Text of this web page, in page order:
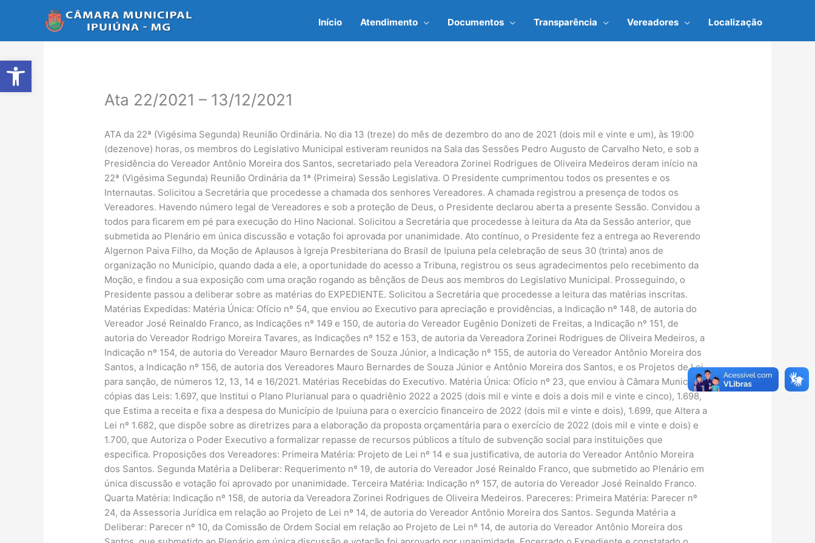
Abrir a barra de ferramentas
Início Atendimento Documentos Transparência Vereadores Localização
Ata 22/2021 – 13/12/2021
ATA da 22ª (Vigésima Segunda) Reunião Ordinária. No dia 13 (treze) do mês de dezembro do ano de 2021 (dois mil e vinte e um), às 19:00
(dezenove) horas, os membros do Legislativo Municipal estiveram reunidos na Sala das Sessões Pedro Augusto de Carvalho Neto, e sob a
Presidência do Vereador Antônio Moreira dos Santos, secretariado pela Vereadora Zorinei Rodrigues de Oliveira Medeiros deram início na
22ª (Vigésima Segunda) Reunião Ordinária da 1ª (Primeira) Sessão Legislativa. O Presidente cumprimentou todos os presentes e os
Internautas. Solicitou a Secretária que procedesse a chamada dos senhores Vereadores. A chamada registrou a presença de todos os
Vereadores. Havendo número legal de Vereadores e sob a proteção de Deus, o Presidente declarou aberta a presente Sessão. Convidou a
todos para ficarem em pé para execução do Hino Nacional. Solicitou a Secretária que procedesse à leitura da Ata da Sessão anterior, que
submetida ao Plenário em única discussão e votação foi aprovada por unanimidade. Ato contínuo, o Presidente fez a entrega ao Reverendo
Algernon Paiva Filho, da Moção de Aplausos à Igreja Presbiteriana do Brasil de Ipuiuna pela celebração de seus 30 (trinta) anos de
organização no Município, quando dada a ele, a oportunidade do acesso a Tribuna, registrou os seus agradecimentos pelo recebimento da
Moção, e findou a sua exposição com uma oração rogando as bênçãos de Deus aos membros do Legislativo Municipal. Prosseguindo, o
Presidente passou a deliberar sobre as matérias do EXPEDIENTE. Solicitou a Secretária que procedesse a leitura das matérias inscritas.
Matérias Expedidas: Matéria Única: Ofício nº 54, que enviou ao Executivo para apreciação e providências, a Indicação nº 148, de autoria do
Vereador José Reinaldo Franco, as Indicações nº 149 e 150, de autoria do Vereador Eugênio Donizeti de Freitas, a Indicação nº 151, de
autoria do Vereador Rodrigo Moreira Tavares, as Indicações nº 152 e 153, de autoria da Vereadora Zorinei Rodrigues de Oliveira Medeiros, a
Indicação nº 154, de autoria do Vereador Mauro Bernardes de Souza Júnior, a Indicação nº 155, de autoria do Vereador Antônio Moreira dos
Santos, a Indicação nº 156, de autoria dos Vereadores Mauro Bernardes de Souza Júnior e Antônio Moreira dos Santos, e os Projetos de Lei
para sanção, de números 12, 13, 14 e 16/2021. Matérias Recebidas do Executivo. Matéria Única: Ofício nº 23, que enviou à Câmara Municipal,
cópias das Leis: 1.697, que Institui o Plano Plurianual para o quadriênio 2022 a 2025 (dois mil e vinte e dois a dois mil e vinte e cinco), 1.698,
que Estima a receita e fixa a despesa do Município de Ipuiuna para o exercício financeiro de 2022 (dois mil e vinte e dois), 1.699, que Altera a
Lei nº 1.682, que dispõe sobre as diretrizes para a elaboração da proposta orçamentária para o exercício de 2022 (dois mil e vinte e dois) e
1.700, que Autoriza o Poder Executivo a formalizar repasse de recursos públicos a título de subvenção social para instituições que
especifica. Proposições dos Vereadores: Primeira Matéria: Projeto de Lei nº 14 e sua justificativa, de autoria do Vereador Antônio Moreira
dos Santos. Segunda Matéria a Deliberar: Requerimento nº 19, de autoria do Vereador José Reinaldo Franco, que submetido ao Plenário em
única discussão e votação foi aprovado por unanimidade. Terceira Matéria: Indicação nº 157, de autoria do Vereador José Reinaldo Franco.
Quarta Matéria: Indicação nº 158, de autoria da Vereadora Zorinei Rodrigues de Oliveira Medeiros. Pareceres: Primeira Matéria: Parecer nº
24, da Assessoria Jurídica em relação ao Projeto de Lei nº 14, de autoria do Vereador Antônio Moreira dos Santos. Segunda Matéria a
Deliberar: Parecer nº 10, da Comissão de Ordem Social em relação ao Projeto de Lei nº 14, de autoria do Vereador Antônio Moreira dos